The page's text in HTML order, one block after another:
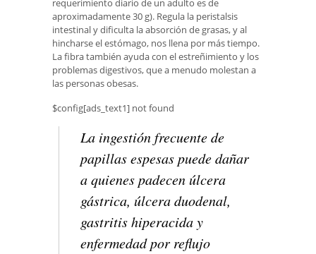
requerimiento diario de un adulto es de
aproximadamente 30 g). Regula la peristalsis
intestinal y dificulta la absorción de grasas, y al
hincharse el estómago, nos llena por más tiempo.
La fibra también ayuda con el estreñimiento y los
problemas digestivos, que a menudo molestan a
las personas obesas.
$config[ads_text1] not found
La ingestión frecuente de
papillas espesas puede dañar
a quienes padecen úlcera
gástrica, úlcera duodenal,
gastritis hiperacida y
enfermedad por reflujo